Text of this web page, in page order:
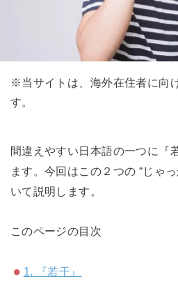
※当サイトは、海外在住者に向
す。
間違えやすい日本語の一つに『
ます。今回はこの２つの “じゃ
いて説明します。
このページの目次
1. 『若干』